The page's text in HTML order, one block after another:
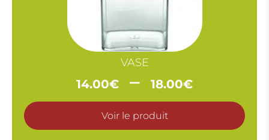
VASE
14.00€ – 18.00€Plage
de
prix :
14.00€
Voir le produit